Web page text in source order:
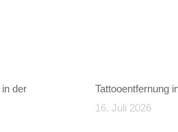
der
Tattooentfernung
16. Juli 2026